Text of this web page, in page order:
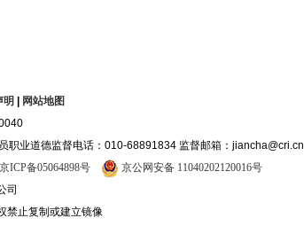
明
网站地图
职业道德监督电话：010-68891834 监督邮箱：jiancha@cri.cn
京ICP备05064898号
京公网安备 11040202120016号
司
禁止复制或建立镜像